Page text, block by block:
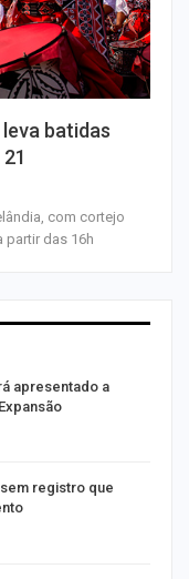
batidas
com cortejo
partir das 16h
apresentado a
registro que